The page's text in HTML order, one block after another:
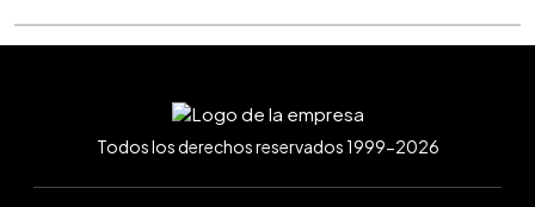
Todos los derechos reservados 1999-2026